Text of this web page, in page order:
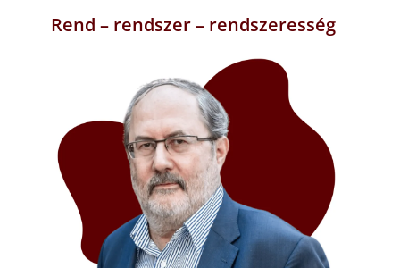
Rend – rendszer – rendszeresség